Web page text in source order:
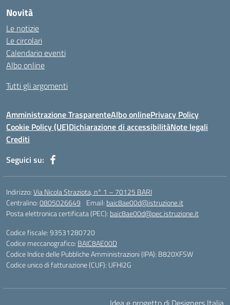
Novità
Le notizie
Le circolari
Calendario eventi
Albo online
Tutti gli argomenti
Amministrazione TrasparenteAlbo onlinePrivacy Policy
Cookie Policy (UE)Dichiarazione di accessibilitàNote legali
Crediti
Seguici su:
Indirizzo:Via Nicola Straziota, n° 1 – 70125 BARI
Centralino:0805026649 Email: baic8ae00d@istruzione.it
Posta elettronica certificata (PEC): baic8ae00d@pec.istruzione.it
Codice fiscale: 93531280720
Codice meccanografico: BAIC8AE00D
Codice Indice delle Pubbliche Amministrazioni (IPA): B820XFSW
Codice unico di fatturazione (CUF): UFHI2G